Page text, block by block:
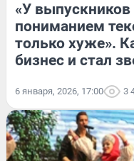
«У выпускников
пониманием
только хуже».
бизнес и стал
6 января, 2026, 17:00 3